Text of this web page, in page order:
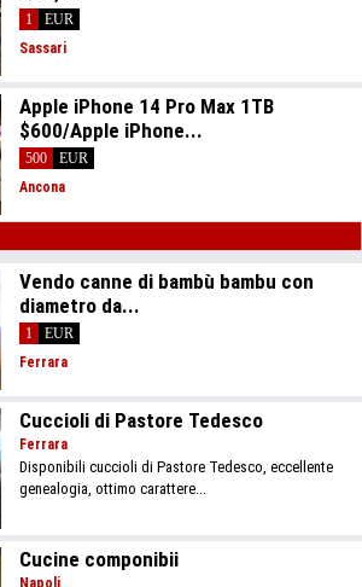
1
EUR
Sassari
Apple iPhone 14 Pro Max 1TB
$600/Apple iPhone...
500
EUR
Ancona
Vendo canne di bambù bambu con
diametro da...
1
EUR
Ferrara
Cuccioli di Pastore Tedesco
Ferrara
Disponibili cuccioli di Pastore Tedesco, eccellente
genealogia, ottimo carattere...
Cucine componibii
Napoli